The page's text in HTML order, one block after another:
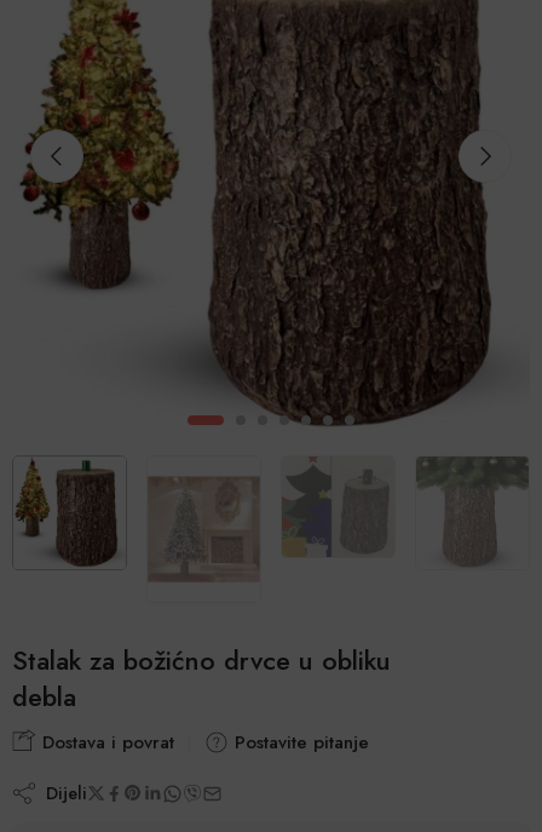
Stalak za božićno drvce u obliku
debla
Dostava i povrat Postavite pitanje
Dijeli